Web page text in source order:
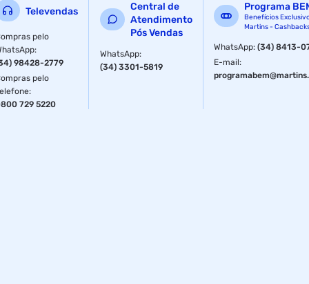
substâncias químicas de baixa agressividade em
ambientes domésticos ou profissionais, como em
atividades de higienização e limpeza.
Uso: Ambidestra e descartável.
Certificado de Aprovação (CA): Possui CA válido, como o CA
41265 (verifique sempre o certificado específico do lote
Televendas
pelo
:
98428-2779
pelo
:
729 5220
Central de
Atendimento
Pós Vendas
WhatsApp:
(34) 3301-5819
Programa
Benefícios
Martins -
WhatsApp:(34) 8413-
E-mail: